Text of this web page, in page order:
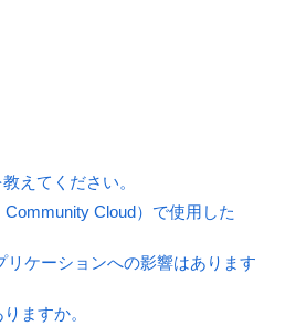
えてください。
Cloud）で使用した
リケーションへの影響はあります
ますか。